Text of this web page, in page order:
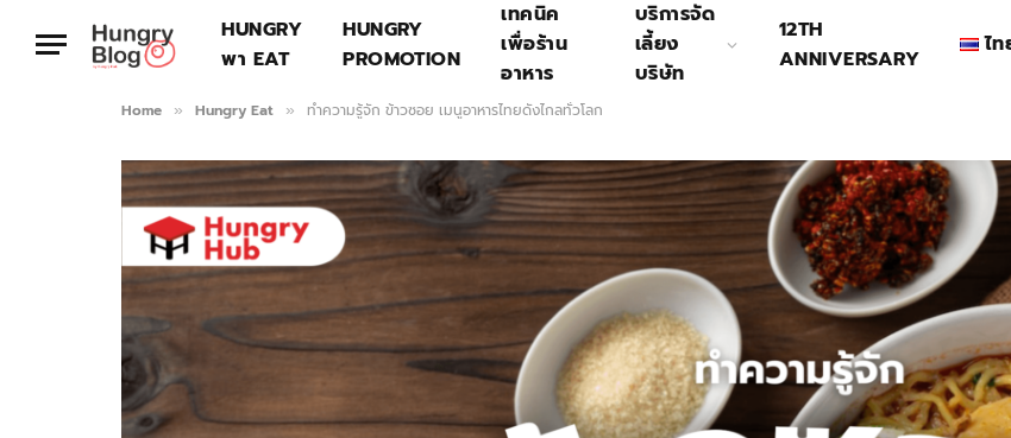
HUNGRY
พา EAT
HUNGRY
PROMOTION
เทคนิค
เพื่อร้าน
อาหาร
บริการจัด
เลี้ยง
บริษัท
12TH
ANNIVERSARY
ไ
Home » Hungry Eat » ทำความรู้จัก ข้าวซอย เมนูอาหารไทยดังไกลทั่วโลก